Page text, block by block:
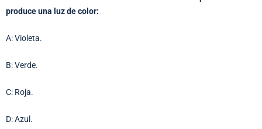
produce una luz de color:
A: Violeta.
B: Verde.
C: Roja.
D: Azul.